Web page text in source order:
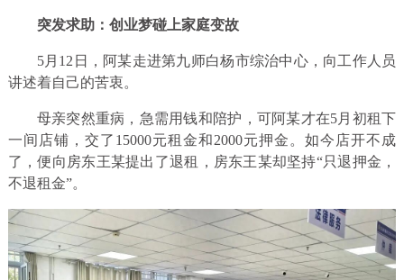
突发求助：创业梦碰上家庭变故
5月12日，阿某走进第九师白杨市综治中心，向工作人员
讲述着自己的苦衷。
母亲突然重病，急需用钱和陪护，可阿某才在5月初租下
一间店铺，交了15000元租金和2000元押金。如今店开不成
了，便向房东王某提出了退租，房东王某却坚持“只退押金，
不退租金”。